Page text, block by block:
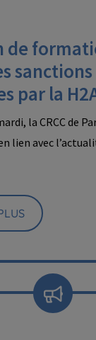
sanctions
par la
la CRCC de
lien avec